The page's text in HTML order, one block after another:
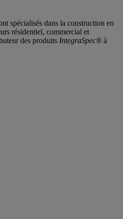
spécialisés dans la construction en
résidentiel, commercial et
des produits IntegraSpec® à